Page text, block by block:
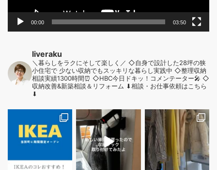
00:00 03:50
liveraku
＼暮らしをラクにそして楽しく／ ◇自身で設計した28坪の狭
小住宅で 少ない収納でもスッキリな暮らし実践中 ◇整理収納
相談実績1300時間⏰ ◇HBC今日ドキッ！コメンテーター🎤 ◇
収納改善&新築相談＆リフォーム ⬇︎相談・お仕事依頼はこちら
⬇︎